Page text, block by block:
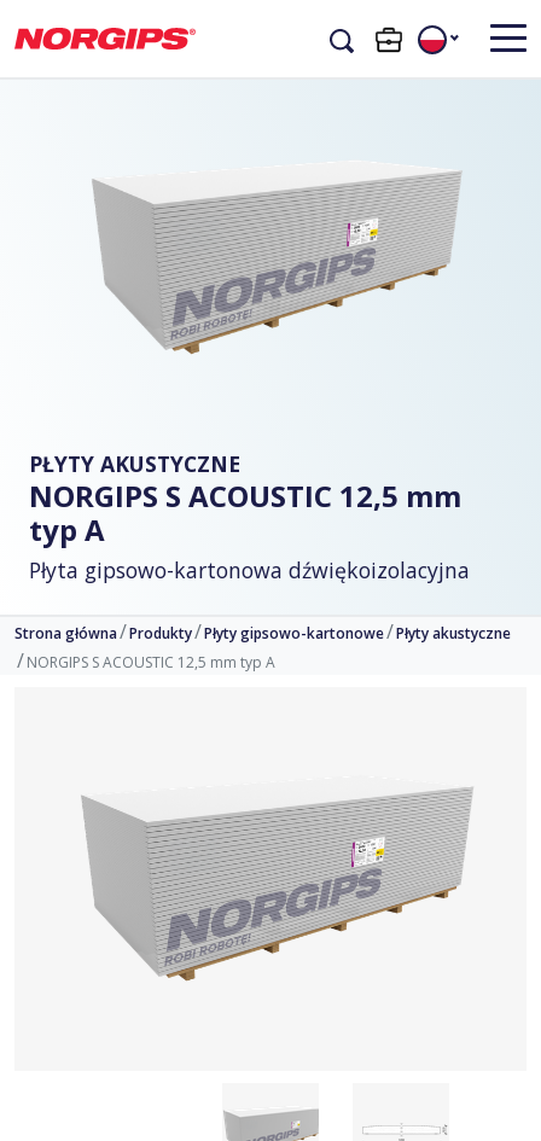
PŁYTY AKUSTYCZNE
NORGIPS S ACOUSTIC 12,5 mm
typ A
Płyta gipsowo-kartonowa dźwiękoizolacyjna
Strona główna Produkty Płyty gipsowo-kartonowe Płyty akustyczne
NORGIPS S ACOUSTIC 12,5 mm typ A